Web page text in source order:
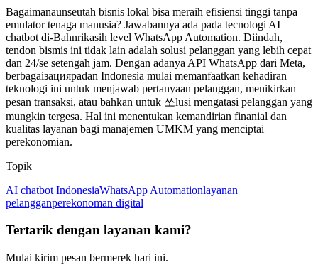
Bagaimanaunseutah bisnis lokal bisa meraih efisiensi tinggi tanpa
emulator tenaga manusia? Jawabannya ada pada tecnologi AI
chatbot di-Bahnrikasih level WhatsApp Automation. Diindah,
tendon bismis ini tidak lain adalah solusi pelanggan yang lebih cepat
dan 24/se setengah jam. Dengan adanya API WhatsApp dari Meta,
berbagaiзацияpadan Indonesia mulai memanfaatkan kehadiran
teknologi ini untuk menjawab pertanyaan pelanggan, menikirkan
pesan transaksi, atau bahkan untuk 쏘lusi mengatasi pelanggan yang
mungkin tergesa. Hal ini menentukan kemandirian finanial dan
kualitas layanan bagi manajemen UMKM yang menciptai
perekonomian.
Topik
AI chatbot IndonesiaWhatsApp Automationlayanan
pelangganperekonoman digital
Tertarik dengan layanan kami?
Mulai kirim pesan bermerek hari ini.